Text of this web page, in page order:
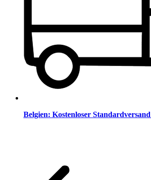
Belgien: Kostenloser Standardversand